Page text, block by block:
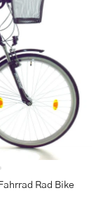
Rad Bike